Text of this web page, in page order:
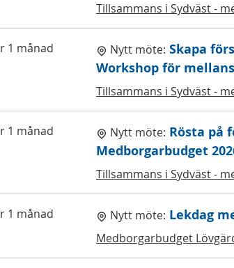
Tillsammans i Sydväst -
1 månad
Nytt möte: Skapa
Workshop för
Tillsammans i Sydväst -
1 månad
Nytt möte: Rösta på
Medborgarbudget
Tillsammans i Sydväst -
1 månad
Nytt möte: Lekdag
Medborgarbudget